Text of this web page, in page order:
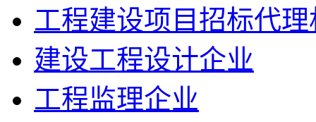
工程建设项目招标代理
建设工程设计企业
工程监理企业